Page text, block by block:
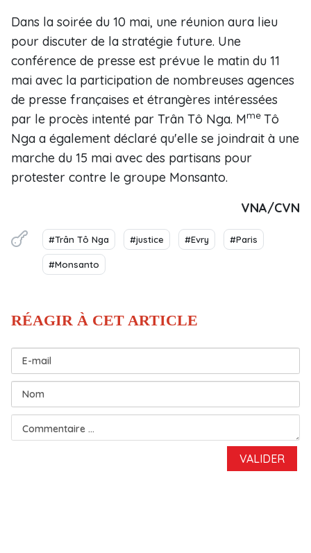
Dans la soirée du 10 mai, une réunion aura lieu
pour discuter de la stratégie future. Une
conférence de presse est prévue le matin du 11
mai avec la participation de nombreuses agences
de presse françaises et étrangères intéressées
par le procès intenté par Trân Tô Nga. Mme Tô
Nga a également déclaré qu'elle se joindrait à une
marche du 15 mai avec des partisans pour
protester contre le groupe Monsanto.
VNA/CVN
#Trân Tô Nga #justice #Evry #Paris
#Monsanto